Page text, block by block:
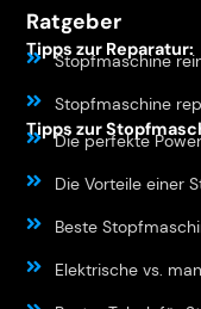
Ratgeber
Tipps zur Reparatur:
Stopfmaschine
Stopfmaschine
Tipps zur
Die perfekte
Die Vorteile einer
Beste
Elektrische vs.